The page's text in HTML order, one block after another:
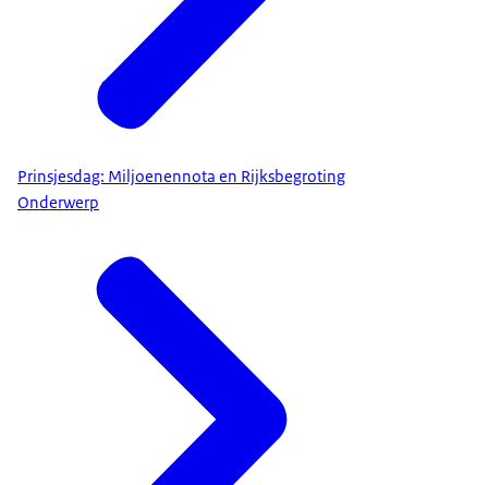
Prinsjesdag: Miljoenennota en Rijksbegroting
Onderwerp